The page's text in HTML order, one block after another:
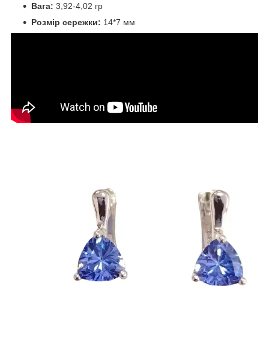
Вага: 3,92-4,02 гр
Розмір сережки: 14*7 мм